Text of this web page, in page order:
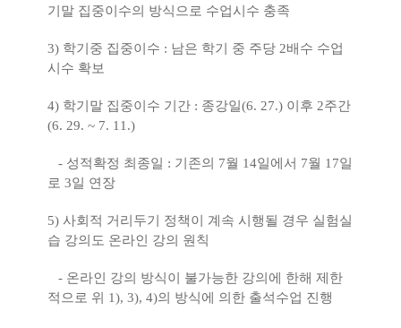
기말 집중이수의 방식으로 수업시수 충족
3) 학기중 집중이수 : 남은 학기 중 주당 2배수 수업
시수 확보
4) 학기말 집중이수 기간 : 종강일(6. 27.) 이후 2주간
(6. 29. ~ 7. 11.)
- 성적확정 최종일 : 기존의 7월 14일에서 7월 17일
로 3일 연장
5) 사회적 거리두기 정책이 계속 시행될 경우 실험실
습 강의도 온라인 강의 원칙
- 온라인 강의 방식이 불가능한 강의에 한해 제한
적으로 위 1), 3), 4)의 방식에 의한 출석수업 진행